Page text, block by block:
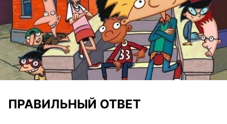
ПРАВИЛЬНЫЙ ОТВЕТ